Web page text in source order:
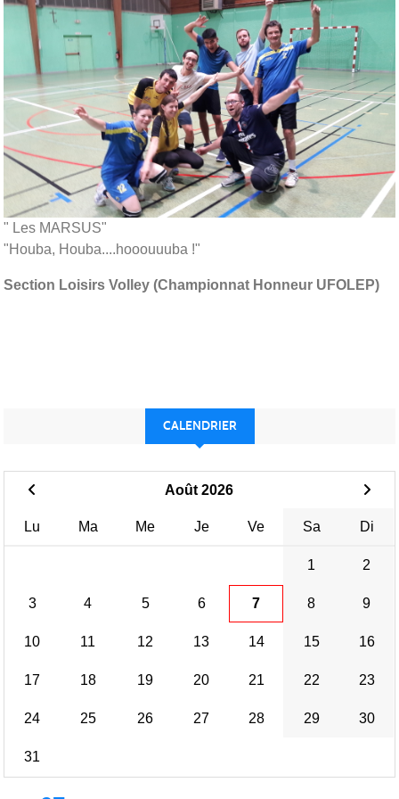
" Les MARSUS"
"Houba, Houba....hooouuuba !"
Section Loisirs Volley (Championnat Honneur UFOLEP)
CALENDRIER
Août 2026
Lu Ma Me Je Ve Sa Di
1 2
3 4 5 6 7 8 9
10 11 12 13 14 15 16
17 18 19 20 21 22 23
24 25 26 27 28 29 30
31